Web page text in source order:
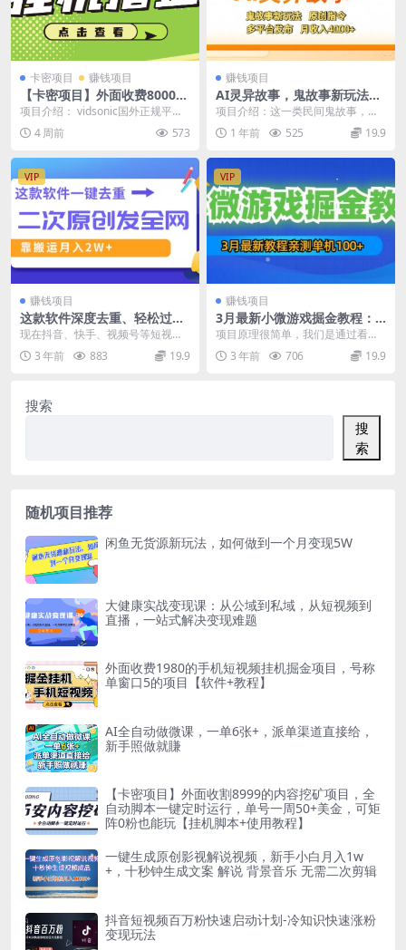
卡密项目 赚钱项目
【卡密项目】外面收费8000的
vidsonic挂机撸美金项目，单
日收益30美金+工作室可批量
搞【挂脚本+使用教程】
项目介绍： vidsonic国外正规平
台，中文名字索尼克，可查，不是
盘 通过上传...
4 周前 573
赚钱项目
AI灵异故事，鬼故事新玩法，
原创指令，多平台发布，月收
入4k+
项目介绍：这一类民间鬼故事，一
直都是播放量都很高的素材。大家
秉承者好奇心害死猫的...
1 年前 525 19.9
VIP
赚钱项目
这款软件深度去重、轻松过原
创，一个视频全网分发，靠搬
现在抖音、快手、视频号等短视频
平台为了抢占用户、激励创作，纷
纷推出了分成计划，只...
3 年前 883 19.9
VIP
赚钱项目
3月最新小微游戏掘金教程：
一台手机日收益50-200，单人
项目原理很简单，我们是通过看各
类小游戏app里面的广告进行收
益，上车后会提供养设...
3 年前 706 19.9
搜索
搜
索
随机项目推荐
闲鱼无货源新玩法，如何做到一个月变现5W
大健康实战变现课：从公域到私域，从短视频到
直播，一站式解决变现难题
外面收费1980的手机短视频挂机掘金项目，号称
单窗口5的项目【软件+教程】
AI全自动做微课，一单6张+，派单渠道直接给，
新手照做就賺
【卡密项目】外面收割8999的内容挖矿项目，全
自动脚本一键定时运行，单号一周50+美金，可矩
阵0粉也能玩【挂机脚本+使用教程】
一键生成原创影视解说视频，新手小白月入1w
+，十秒钟生成文案 解说 背景音乐 无需二次剪辑
抖音短视频百万粉快速启动计划-冷知识快速涨粉
变现玩法